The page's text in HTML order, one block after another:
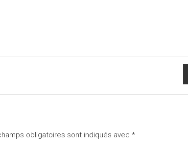
obligatoires sont indiqués avec *